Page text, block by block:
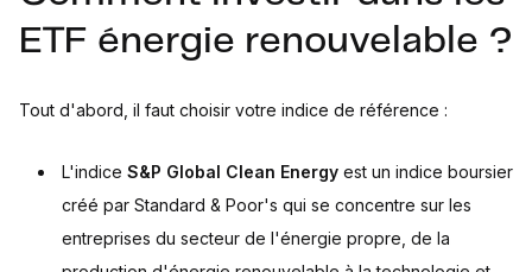
ETF énergie renouvelable ?
Tout d'abord, il faut choisir votre indice de référence :
L'indice S&P Global Clean Energy est un indice boursier
créé par Standard & Poor's qui se concentre sur les
entreprises du secteur de l'énergie propre, de la